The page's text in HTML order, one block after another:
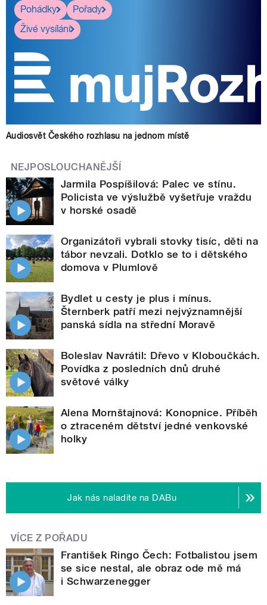
Pohádky
Pořady
Živé vysílání
Audiosvět Českého rozhlasu na jednom místě
NEJPOSLOUCHANĚJŠÍ
Jarmila Pospíšilová: Palec ve stínu.
Policista ve výslužbě vyšetřuje vraždu
v horské osadě
Organizátoři vybrali stovky tisíc, děti na
tábor nevzali. Dotklo se to i dětského
domova v Plumlově
Bydlet u cesty je plus i mínus.
Šternberk patří mezi nejvýznamnější
panská sídla na střední Moravě
Boleslav Navrátil: Dřevo v Kloboučkách.
Povídka z posledních dnů druhé
světové války
Alena Mornštajnová: Konopnice. Příběh
o ztraceném dětství jedné venkovské
holky
Jak nás naladíte na DABu
VÍCE Z POŘADU
František Ringo Čech: Fotbalistou jsem
se sice nestal, ale obraz ode mě má
i Schwarzenegger